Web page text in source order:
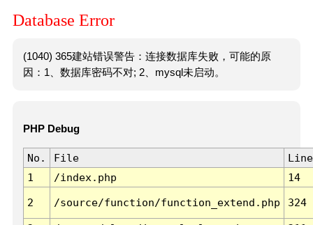
Database Error
(1040) 365建站错误警告：连接数据库失败，可能的原
因：1、数据库密码不对; 2、mysql未启动。
PHP Debug
No. File
Line
1
/index.php 14
2 /source/function/function_extend.php 324